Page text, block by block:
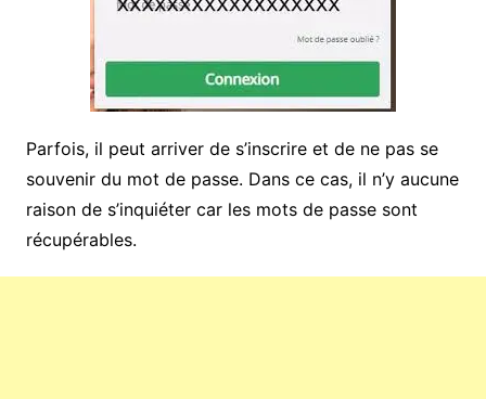
Parfois, il peut arriver de s’inscrire et de ne pas se
souvenir du mot de passe. Dans ce cas, il n’y aucune
raison de s’inquiéter car les mots de passe sont
récupérables.